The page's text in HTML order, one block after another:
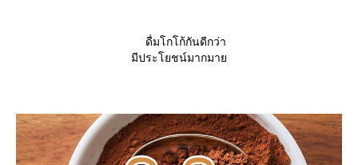
ดื่มโกโก้กันดีกว่า
มีประโยชน์มากมา